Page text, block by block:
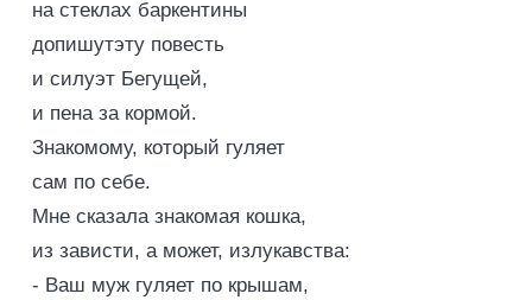
на стеклах баркентины
допишутэту повесть
и силуэт Бегущей,
и пена за кормой.
Знакомому, который гуляет
сам по себе.
Мне сказала знакомая кошка,
из зависти, а может, излукавства:
- Ваш муж гуляет по крышам,